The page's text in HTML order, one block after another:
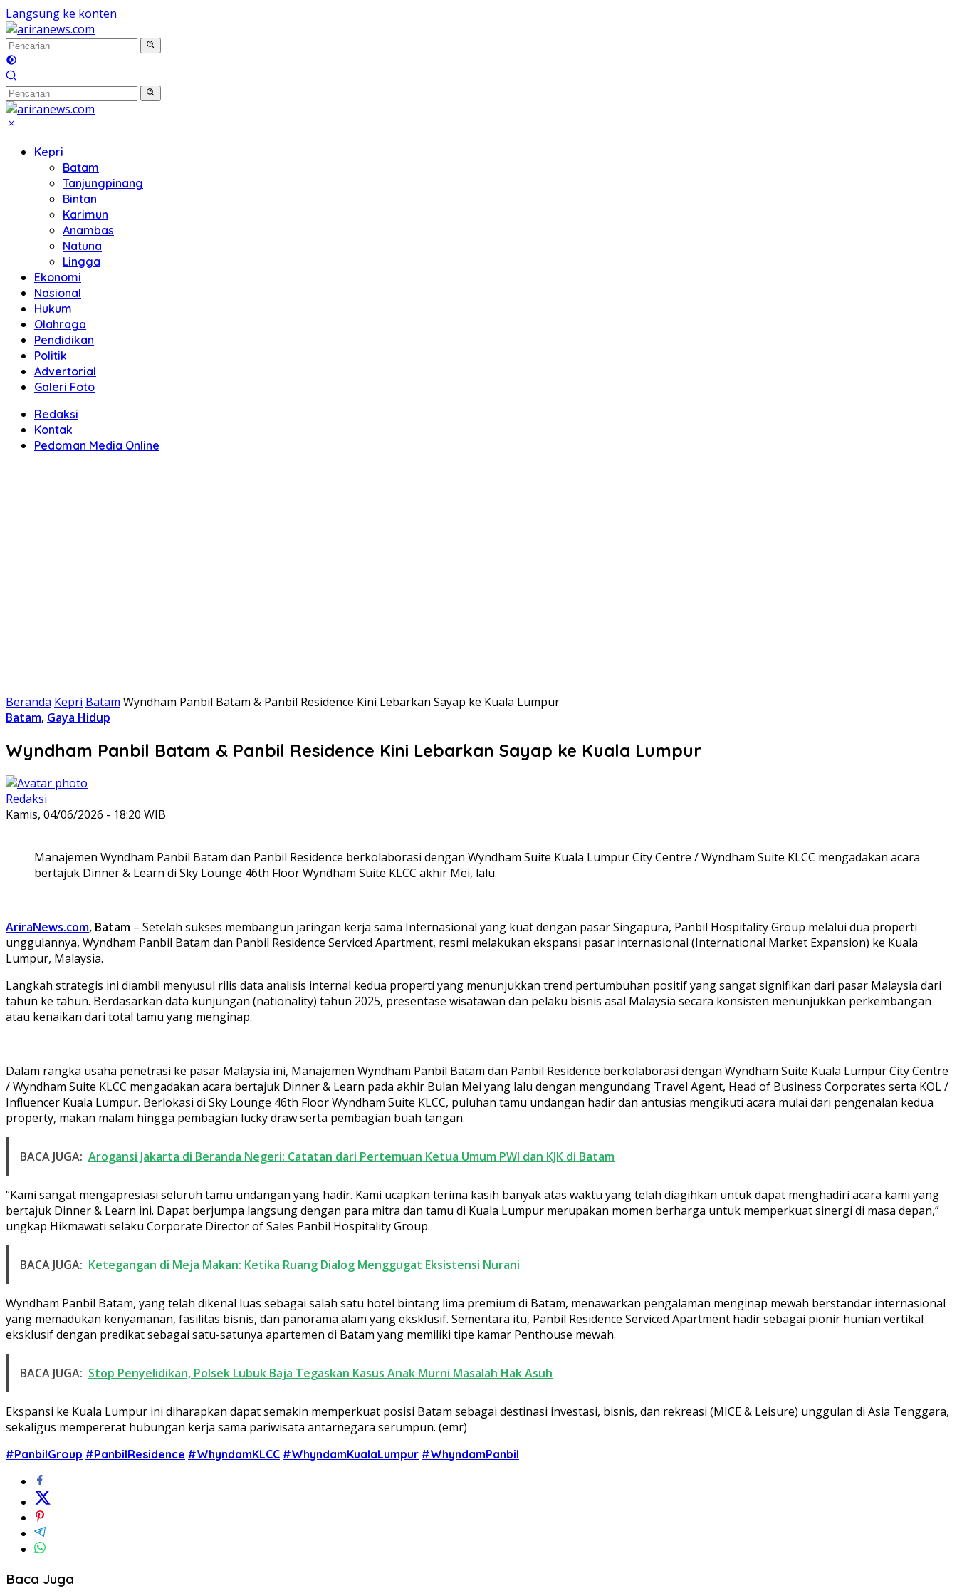
Langsung ke konten
Kepri
Batam
Tanjungpinang
Bintan
Karimun
Anambas
Natuna
Lingga
Ekonomi
Nasional
Hukum
Olahraga
Pendidikan
Politik
Advertorial
Galeri Foto
Redaksi
Kontak
Pedoman Media Online
Beranda Kepri Batam Wyndham Panbil Batam & Panbil Residence Kini Lebarkan Sayap ke Kuala Lumpur
Batam, Gaya Hidup
Wyndham Panbil Batam & Panbil Residence Kini Lebarkan Sayap ke Kuala Lumpur
Redaksi
Kamis, 04/06/2026 - 18:20 WIB
Manajemen Wyndham Panbil Batam dan Panbil Residence berkolaborasi dengan Wyndham Suite Kuala Lumpur City Centre / Wyndham Suite KLCC mengadakan acara
bertajuk Dinner & Learn di Sky Lounge 46th Floor Wyndham Suite KLCC akhir Mei, lalu.
AriraNews.com, Batam – Setelah sukses membangun jaringan kerja sama Internasional yang kuat dengan pasar Singapura, Panbil Hospitality Group melalui dua properti
unggulannya, Wyndham Panbil Batam dan Panbil Residence Serviced Apartment, resmi melakukan ekspansi pasar internasional (International Market Expansion) ke Kuala
Lumpur, Malaysia.
Langkah strategis ini diambil menyusul rilis data analisis internal kedua properti yang menunjukkan trend pertumbuhan positif yang sangat signifikan dari pasar Malaysia dari
tahun ke tahun. Berdasarkan data kunjungan (nationality) tahun 2025, presentase wisatawan dan pelaku bisnis asal Malaysia secara konsisten menunjukkan perkembangan
atau kenaikan dari total tamu yang menginap.
Dalam rangka usaha penetrasi ke pasar Malaysia ini, Manajemen Wyndham Panbil Batam dan Panbil Residence berkolaborasi dengan Wyndham Suite Kuala Lumpur City Centre
/ Wyndham Suite KLCC mengadakan acara bertajuk Dinner & Learn pada akhir Bulan Mei yang lalu dengan mengundang Travel Agent, Head of Business Corporates serta KOL /
Influencer Kuala Lumpur. Berlokasi di Sky Lounge 46th Floor Wyndham Suite KLCC, puluhan tamu undangan hadir dan antusias mengikuti acara mulai dari pengenalan kedua
property, makan malam hingga pembagian lucky draw serta pembagian buah tangan.
BACA JUGA: Arogansi Jakarta di Beranda Negeri: Catatan dari Pertemuan Ketua Umum PWI dan KJK di Batam
“Kami sangat mengapresiasi seluruh tamu undangan yang hadir. Kami ucapkan terima kasih banyak atas waktu yang telah diagihkan untuk dapat menghadiri acara kami yang
bertajuk Dinner & Learn ini. Dapat berjumpa langsung dengan para mitra dan tamu di Kuala Lumpur merupakan momen berharga untuk memperkuat sinergi di masa depan,”
ungkap Hikmawati selaku Corporate Director of Sales Panbil Hospitality Group.
BACA JUGA: Ketegangan di Meja Makan: Ketika Ruang Dialog Menggugat Eksistensi Nurani
Wyndham Panbil Batam, yang telah dikenal luas sebagai salah satu hotel bintang lima premium di Batam, menawarkan pengalaman menginap mewah berstandar internasional
yang memadukan kenyamanan, fasilitas bisnis, dan panorama alam yang eksklusif. Sementara itu, Panbil Residence Serviced Apartment hadir sebagai pionir hunian vertikal
eksklusif dengan predikat sebagai satu-satunya apartemen di Batam yang memiliki tipe kamar Penthouse mewah.
BACA JUGA: Stop Penyelidikan, Polsek Lubuk Baja Tegaskan Kasus Anak Murni Masalah Hak Asuh
Ekspansi ke Kuala Lumpur ini diharapkan dapat semakin memperkuat posisi Batam sebagai destinasi investasi, bisnis, dan rekreasi (MICE & Leisure) unggulan di Asia Tenggara,
sekaligus mempererat hubungan kerja sama pariwisata antarnegara serumpun. (emr)
#PanbilGroup #PanbilResidence #WhyndamKLCC #WhyndamKualaLumpur #WhyndamPanbil
Baca Juga